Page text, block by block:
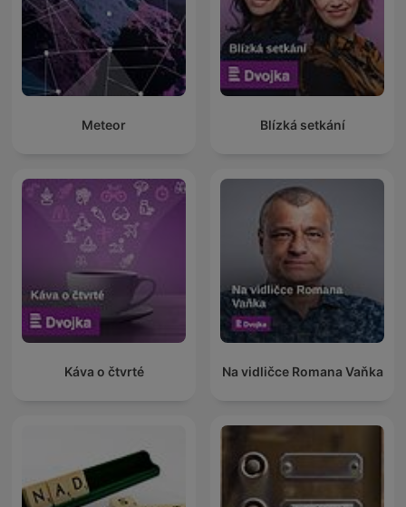
Meteor Blízká setkání
Káva o čtvrté Na vidličce Romana Vaňka